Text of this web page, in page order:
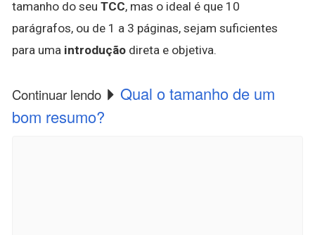
tamanho do seu TCC, mas o ideal é que 10
parágrafos, ou de 1 a 3 páginas, sejam suficientes
para uma introdução direta e objetiva.
Continuar lendo
Qual o tamanho de um
bom resumo?